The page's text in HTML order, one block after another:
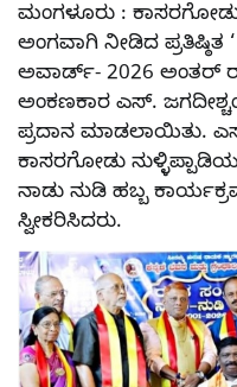
ಮಂಗಳೂರು :
ಅಂಗವಾಗಿ ನೀಡಿದ
ಅವಾರ್ಡ್- 2026 ಅಂತರ್
ಅಂಕಣಕಾರ ಎಸ್.
ಪ್ರದಾನ ಮಾಡಲಾಯಿತು.
ಕಾಸರಗೋಡು
ನಾಡು ನುಡಿ ಹಬ್ಬ
ಸ್ವೀಕರಿಸಿದರು.